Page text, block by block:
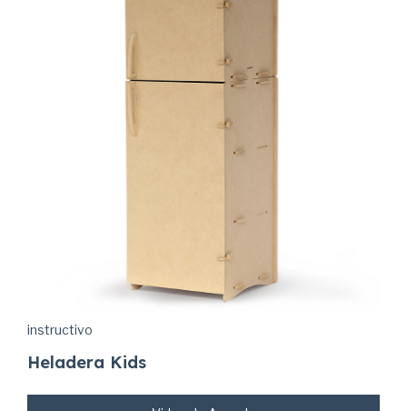
instructivo
Heladera Kids